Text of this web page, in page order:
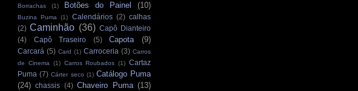
Borrachas (1) Botões do Painel (10)
Buzina Puma (1) Calendários (2) calhas
(2) Caminhão (36) Capô Dianteiro
(4)
Capô Traseiro (5) Capota (9)
Carcará (5) Card (1) Carroceria (3) Carros
de Cinema (1) Carros Roubados (1) Cartaz
Puma (7) Cárter seco (1) Catálogo Puma
(24) chassis (4) Chaveiro Puma (13)